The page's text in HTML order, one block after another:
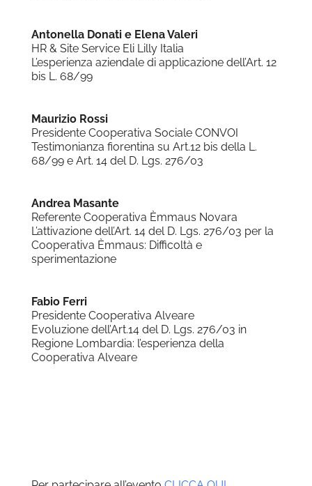
Antonella Donati e Elena Valeri
HR & Site Service Eli Lilly Italia
L’esperienza aziendale di applicazione dell’Art. 12
bis L. 68/99
Maurizio Rossi
Presidente Cooperativa Sociale CONVOI
Testimonianza fiorentina su Art.12 bis della L.
68/99 e Art. 14 del D. Lgs. 276/03
Andrea Masante
Referente Cooperativa Èmmaus Novara
L’attivazione dell’Art. 14 del D. Lgs. 276/03 per la
Cooperativa Èmmaus: Difficoltà e
sperimentazione
Fabio Ferri
Presidente Cooperativa Alveare
Evoluzione dell’Art.14 del D. Lgs. 276/03 in
Regione Lombardia: l’esperienza della
Cooperativa Alveare